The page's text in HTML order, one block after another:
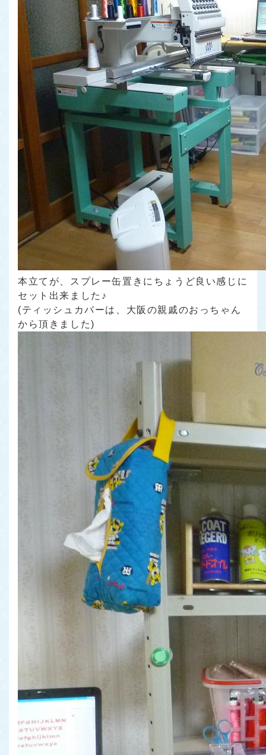
本立てが、スプレー缶置きにちょうど良い感じに
セット出来ました♪
(ティッシュカバーは、大阪の親戚のおっちゃん
から頂きました)